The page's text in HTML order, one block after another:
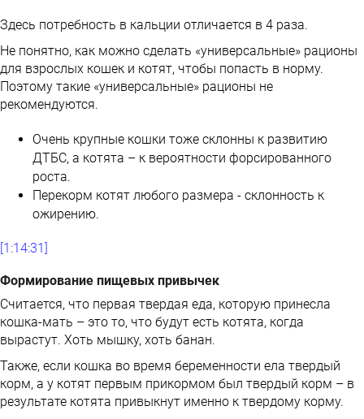
Здесь потребность в кальции отличается в 4 раза.
Не понятно, как можно сделать «универсальные» рационы
для взрослых кошек и котят, чтобы попасть в норму.
Поэтому такие «универсальные» рационы не
рекомендуются.
Очень крупные кошки тоже склонны к развитию
ДТБС, а котята – к вероятности форсированного
роста.
Перекорм котят любого размера - склонность к
ожирению.
[1:14:31]
Формирование пищевых привычек
Считается, что первая твердая еда, которую принесла
кошка-мать – это то, что будут есть котята, когда
вырастут. Хоть мышку, хоть банан.
Также, если кошка во время беременности ела твердый
корм, а у котят первым прикормом был твердый корм – в
результате котята привыкнут именно к твердому корму.